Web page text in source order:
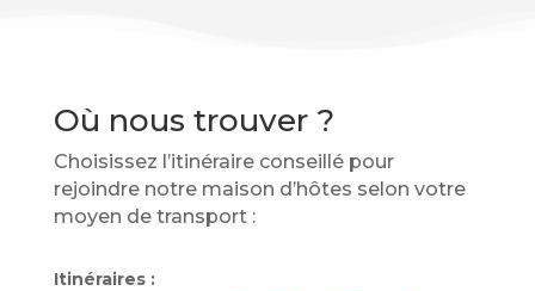
Où nous trouver ?
Choisissez l’itinéraire conseillé pour
rejoindre notre maison d’hôtes selon votre
moyen de transport :
Itinéraires :